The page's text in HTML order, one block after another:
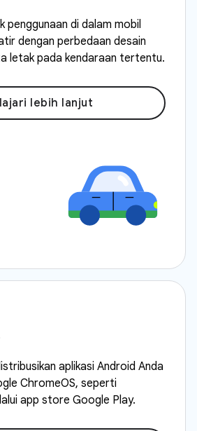
penggunaan di dalam mobil
dengan perbedaan desain
letak pada kendaraan tertentu.
lebih lanjut
aplikasi Android Anda
ChromeOS, seperti
app store Google Play.